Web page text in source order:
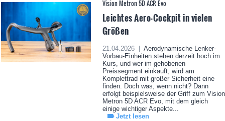
Vision Metron 5D ACR Evo
Leichtes Aero-Cockpit in vielen
Größen
21.04.2026 |
Aerodynamische Lenker-
Vorbau-Einheiten stehen derzeit hoch im
Kurs, und wer im gehobenen
Preissegment einkauft, wird am
Komplettrad mit großer Sicherheit eine
finden. Doch was, wenn nicht? Dann
erfolgt beispielsweise der Griff zum Vision
Metron 5D ACR Evo, mit dem gleich
einige wichtiger Aspekte...
Jetzt lesen